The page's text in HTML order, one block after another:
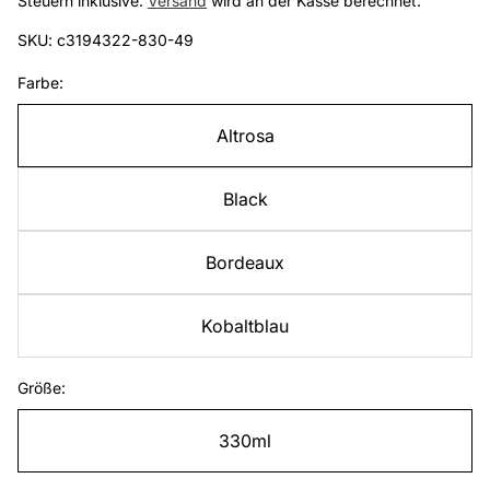
SKU: c3194322-830-49
Farbe:
Altrosa
Black
Bordeaux
Kobaltblau
Größe:
330ml